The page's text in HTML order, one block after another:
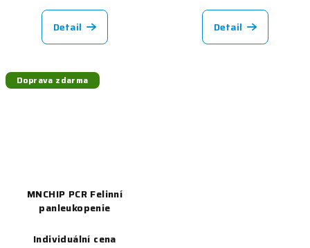
Detail Detail
Doprava zdarma
MNCHIP PCR Felinní
panleukopenie
Individuální cena